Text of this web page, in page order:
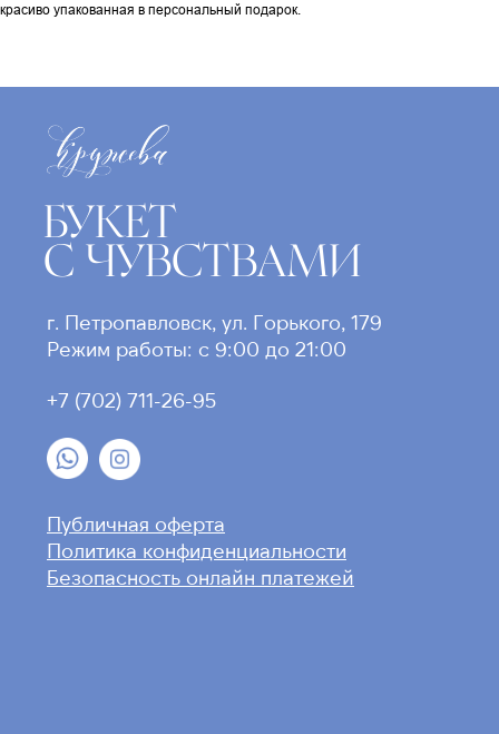
красиво упакованная в персональный подарок.
БУКЕТ
С ЧУВСТВАМИ
+7 (702) 711-26-95
г. Петропавловск, ул. Горького, 179
Режим работы: с 9:00 до 21:00
Публичная оферта
Политика конфиденциальности
Безопасность онлайн платежей